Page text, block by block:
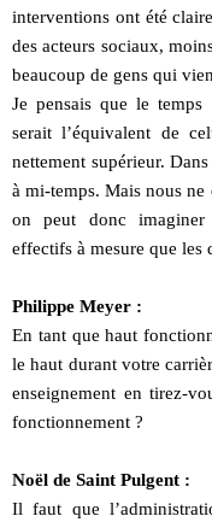
interventions ont été
des acteurs sociaux,
beaucoup de gens qui
Je pensais que le temps
serait l’équivalent de
nettement supérieur.
à mi-temps. Mais nous ne
on peut donc
effectifs à mesure que les
Philippe Meyer :
En tant que haut
le haut durant votre
enseignement en tirez-
fonctionnement ?
Noël de Saint Pulgent :
Il faut que